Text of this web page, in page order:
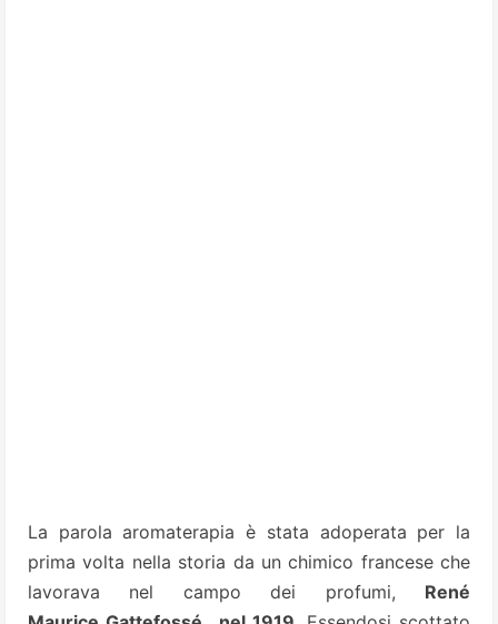
La parola aromaterapia è stata adoperata per la
prima volta nella storia da un chimico francese che
lavorava nel campo dei profumi, René